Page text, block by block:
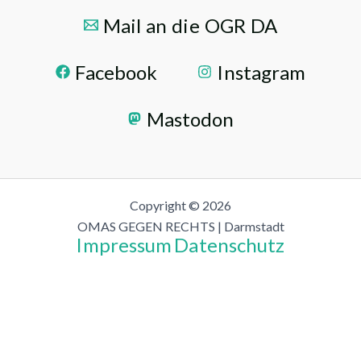
Mail an die OGR DA
Facebook
Instagram
Mastodon
Copyright © 2026
OMAS GEGEN RECHTS | Darmstadt
Impressum Datenschutz